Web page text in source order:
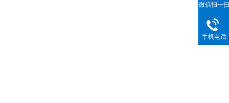
微信扫一扫
手机电话